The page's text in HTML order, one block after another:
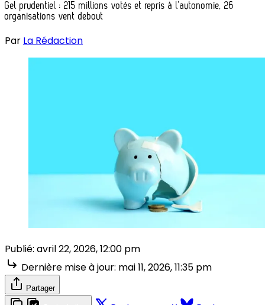
Gel prudentiel : 215 millions votés et repris à l’autonomie, 26
organisations vent debout
Par La Rédaction
Publié: avril 22, 2026, 12:00 pm
Dernière mise à jour: mai 11, 2026, 11:35 pm
Partager